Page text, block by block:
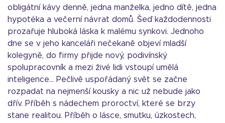
obligátní kávy denně, jedna manželka, jedno dítě, jedna
hypotéka a večerní návrat domů. Šeď každodennosti
prozařuje hluboká láska k malému synkovi. Jednoho
dne se v jeho kanceláři nečekaně objeví mladší
kolegyně, do firmy přijde nový, podivínský
spolupracovník a mezi živé lidi vstoupí umělá
inteligence… Pečlivě uspořádaný svět se začne
rozpadat na nejmenší kousky a nic už nebude jako
dřív. Příběh s nádechem proroctví, které se brzy
stane realitou. Příběh o lásce, smutku, úzkostech,